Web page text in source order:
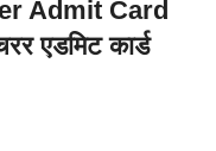
Admit Card
एडमिट कार्ड